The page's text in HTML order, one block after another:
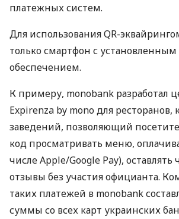
платежных систем.
Для использования QR-
только смартфон с
обеспечением.
К примеру, monobank разработал
Expirenza by mono для ресторанов,
заведений, позволяющий
код просматривать меню,
числе Apple/Google Pay), оставлять
отзывы без участия официанта.
таких платежей в monobank
суммы со всех карт украинских